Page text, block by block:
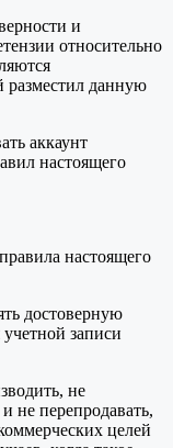
и
относительно
разместил данную
аккаунт
настоящего
настоящего
достоверную
записи
не
не перепродавать,
целей